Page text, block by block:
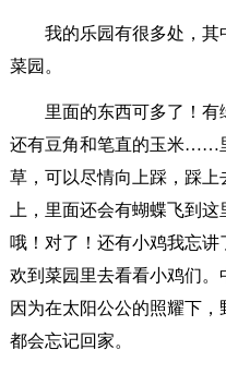
我的乐园有很多处，其
菜园。
里面的东西可多了！有
还有豆角和笔直的玉米……
草，可以尽情向上踩，踩
上，里面还会有蝴蝶飞到
哦！对了！还有小鸡我忘
欢到菜园里去看看小鸡们。
因为在太阳公公的照耀下
都会忘记回家。